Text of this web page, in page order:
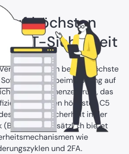
auf höchsten
& IT-Sicherheit
haben bei uns höchste
setzt beim Hosting auf
Rechenzentrum, das
ist und den höchsten C5
für Sicherheit in der
(BSI) erfüllt. Zusätzlich bietet
wie
und 2FA.